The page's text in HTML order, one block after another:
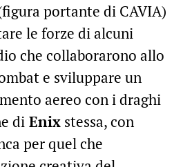
portante di CAVIA)
le forze di alcuni
che collaborarono allo
e sviluppare un
aereo con i draghi
diEnixstessa, con
per quel che